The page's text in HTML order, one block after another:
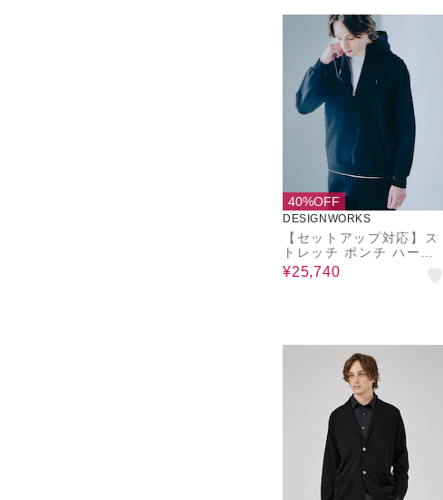
40%OFF
DESIGNWORKS
【セットアップ対応】ス
トレッチ ポンチ ハーフ
ジップ パーカー
¥25,740